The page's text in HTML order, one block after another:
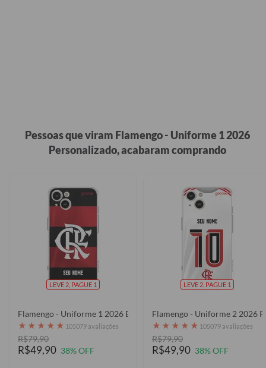
Pessoas que viram Flamengo - Uniforme 1 2026
Personalizado, acabaram comprando
LEVE 2, PAGUE 1
Flamengo - Uniforme 1 2026 Escudo
★ ★ ★ ★ ★ 105079 avaliações
R$79,90
R$49,90 38% OFF
LEVE 2, PAGUE 1
Flamengo - Uniforme 2 2026
★ ★ ★ ★ ★ 105079 avaliações
R$79,90
R$49,90 38% OFF